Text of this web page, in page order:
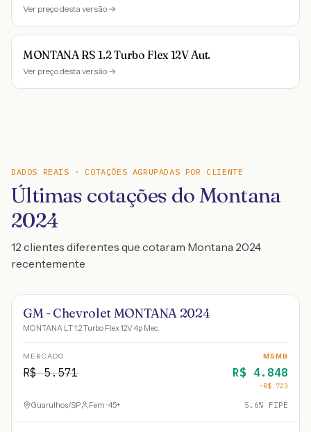
Ver preço desta versão →
MONTANA RS 1.2 Turbo Flex 12V Aut.
Ver preço desta versão →
DADOS REAIS · COTAÇÕES AGRUPADAS POR CLIENTE
Últimas cotações do Montana
2024
12 clientes diferentes que cotaram Montana 2024
recentemente
GM - Chevrolet MONTANA 2024
MONTANA LT 1.2 Turbo Flex 12V 4p Mec.
MERCADO
R$5.571
MSMB
R$ 4.848
−R$ 723
Guarulhos/SP Fem · 45+ 5.6% FIPE